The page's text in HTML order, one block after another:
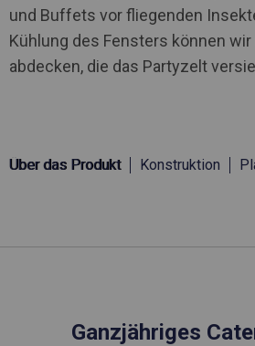
und Buffets vor fliegenden
Kühlung des Fensters können
abdecken, die das Partyzelt
Über das Produkt Konstruktion
Ganzjähriges